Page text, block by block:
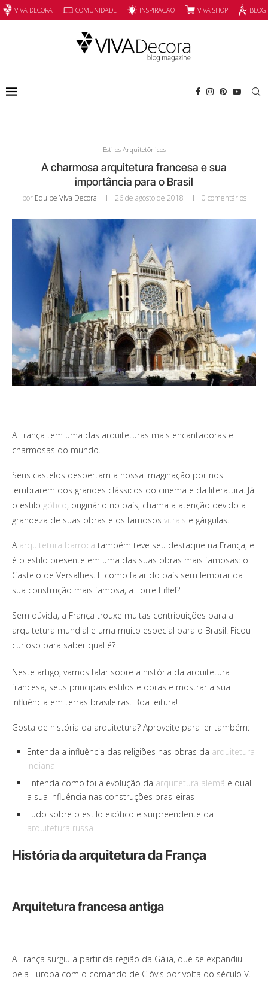
VIVA DECORA COMUNIDADE INSPIRAÇÃO VIVA SHOP
Estilos Arquitetônicos
A charmosa arquitetura francesa e sua
importância para o Brasil
por Equipe Viva Decora 26 de agosto de 2018 0 comentários
A França tem uma das arquiteturas mais encantadoras e
charmosas do mundo.
Seus castelos despertam a nossa imaginação por nos
lembrarem dos grandes clássicos do cinema e da literatura. Já
o estilo gótico, originário no país, chama a atenção devido a
grandeza de suas obras e os famosos vitrais e gárgulas.
A arquitetura barroca também teve seu destaque na França, e
é o estilo presente em uma das suas obras mais famosas: o
Castelo de Versalhes. E como falar do país sem lembrar da
sua construção mais famosa, a Torre Eiffel?
Sem dúvida, a França trouxe muitas contribuições para a
arquitetura mundial e uma muito especial para o Brasil. Ficou
curioso para saber qual é?
Neste artigo, vamos falar sobre a história da arquitetura
francesa, seus principais estilos e obras e mostrar a sua
influência em terras brasileiras. Boa leitura!
Gosta de história da arquitetura? Aproveite para ler também:
Entenda a influência das religiões nas obras da arquitetura
indiana
Entenda como foi a evolução da arquitetura alemã e qual
a sua influência nas construções brasileiras
Tudo sobre o estilo exótico e surpreendente da
arquitetura russa
História da arquitetura da França
Arquitetura francesa antiga
A França surgiu a partir da região da Gália, que se expandiu
pela Europa com o comando de Clóvis por volta do século V.